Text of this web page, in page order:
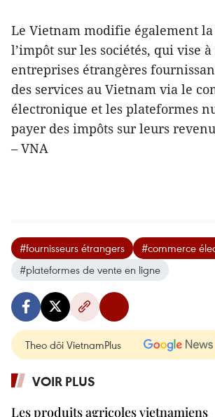
Le Vietnam modifie également
l’impôt sur les sociétés, qui vise
entreprises étrangères
des services au Vietnam via le
électronique et les plateformes
payer des impôts sur leurs
– VNA
#fournisseurs étrangers
#commerce
#plateformes de vente en ligne
Theo dõi VietnamPlus
VOIR PLUS
Les produits agricoles vietnamiens